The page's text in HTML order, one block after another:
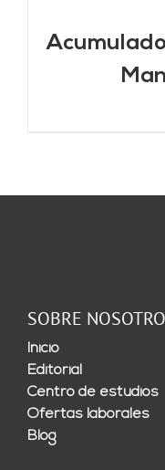
SOBRE
Inicio
Editorial
Centro de estudios
Ofertas laborales
Blog